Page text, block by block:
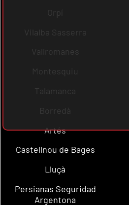
Orpí
Vilalba Sasserra
Vallromanes
Montesquiu
Talamanca
Borredà
Artés
Castellnou de Bages
Lluçà
Persianas Seguridad
Argentona